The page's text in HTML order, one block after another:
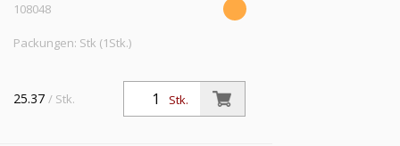
108048
Packungen: Stk (1Stk.)
Stk.
25.37 / Stk.